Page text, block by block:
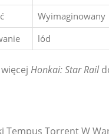
Wyimaginowany
lód
Honkai: Star Rail
Tempus Torrent W